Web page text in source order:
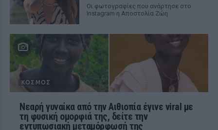
Οι φωτογραφίες που ανάρτησε στο
Instagram η Αποστολία Ζώη
ΚΌΣΜΟΣ
Νεαρή γυναίκα από την Αιθιοπία έγινε viral με
τη φυσική ομορφιά της, δείτε την
εντυπωσιακή μεταμόρφωσή της